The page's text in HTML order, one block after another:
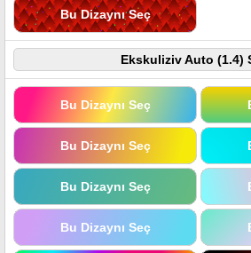
Bu Dizaynı Seç
Ekskuliziv Auto (1.4)
Bu Dizaynı Seç
Bu Dizaynı Seç
Bu Dizaynı Seç
Bu Dizaynı Seç